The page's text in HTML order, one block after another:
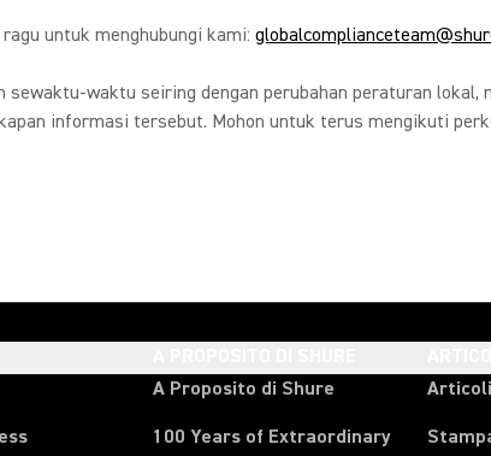
untuk menghubungi kami:
waktu seiring dengan perubahan peraturan
informasi tersebut. Mohon untuk terus mengikuti
A Proposito di Shure
100 Years of Extraordinary
Articoli